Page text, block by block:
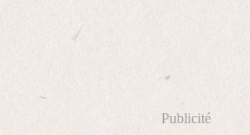
Publicité